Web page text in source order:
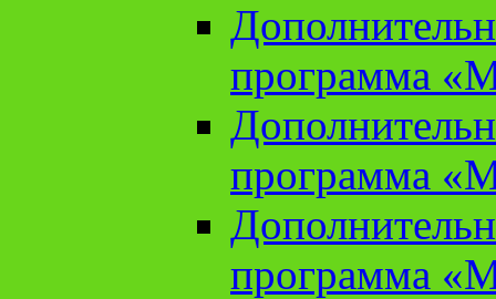
программа
программа
программа